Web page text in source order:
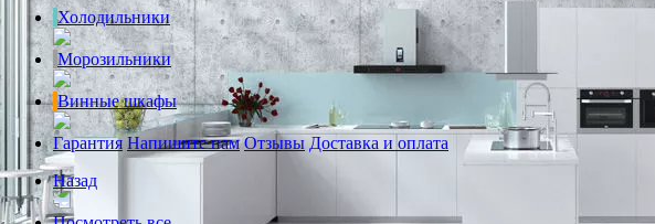
Холодильники
Морозильники
Винные шкафы
Гарантия Напишите нам Отзывы Доставка и оплата
Назад